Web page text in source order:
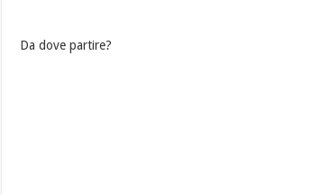
Da dove partire?